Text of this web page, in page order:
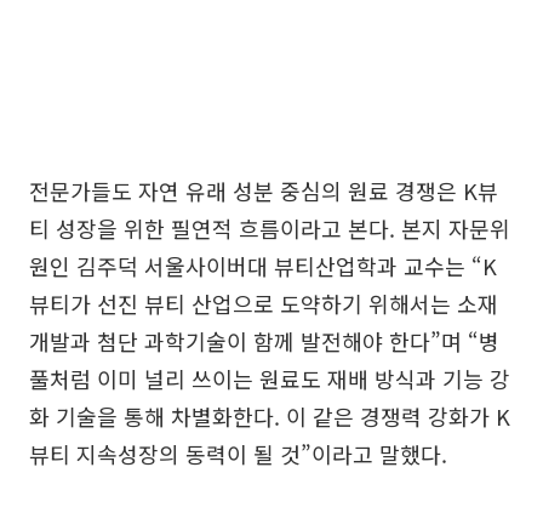
전문가들도 자연 유래 성분 중심의 원료 경쟁은 K뷰
티 성장을 위한 필연적 흐름이라고 본다. 본지 자문위
원인 김주덕 서울사이버대 뷰티산업학과 교수는 “K
뷰티가 선진 뷰티 산업으로 도약하기 위해서는 소재
개발과 첨단 과학기술이 함께 발전해야 한다”며 “병
풀처럼 이미 널리 쓰이는 원료도 재배 방식과 기능 강
화 기술을 통해 차별화한다. 이 같은 경쟁력 강화가 K
뷰티 지속성장의 동력이 될 것”이라고 말했다.